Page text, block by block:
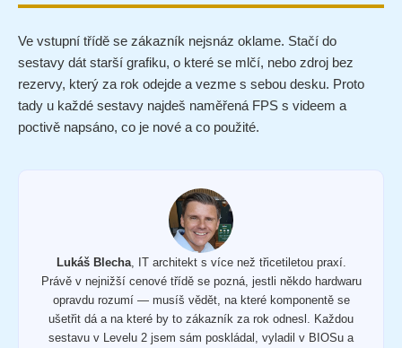
Ve vstupní třídě se zákazník nejsnáz oklame. Stačí do
sestavy dát starší grafiku, o které se mlčí, nebo zdroj bez
rezervy, který za rok odejde a vezme s sebou desku. Proto
tady u každé sestavy najdeš naměřená FPS s videem a
poctivě napsáno, co je nové a co použité.
Lukáš Blecha, IT architekt s více než třicetiletou praxí.
Právě v nejnižší cenové třídě se pozná, jestli někdo hardwaru
opravdu rozumí — musíš vědět, na které komponentě se
ušetřit dá a na které by to zákazník za rok odnesl. Každou
sestavu v Levelu 2 jsem sám poskládal, vyladil v BIOSu a